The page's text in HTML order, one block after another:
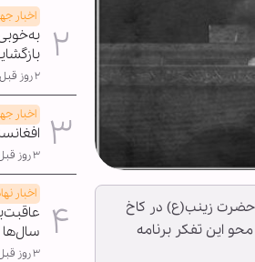
حضرت زینب(ع) در کاخ
این تفکر برنامه
اخبار
۲ روز قبل
اخبار
۳ روز قبل
اخبار
۳ روز قبل